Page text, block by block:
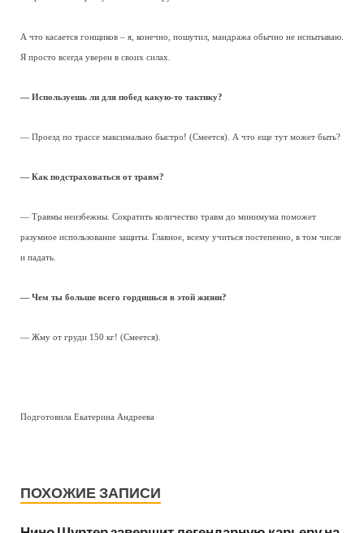
А что касается гонщиков – я, конечно, пошутил, мандража обычно не испытываю.
Я просто всегда уверен в своих силах.
— Используешь ли для побед какую-то тактику?
— Проезд по трассе максимально быстро! (Смеется). А что еще тут может быть?
— Как подстраховаться от травм?
— Травмы неизбежны. Сократить количество травм до минимума поможет
разумное использование защиты. Главное, всему учиться постепенно, в том числе
и падать.
— Чем ты больше всего гордишься в этой жизни?
— Жму от груди 150 кг! (Смеется).
Подготовила Екатерина Андреева
ПОХОЖИЕ ЗАПИСИ